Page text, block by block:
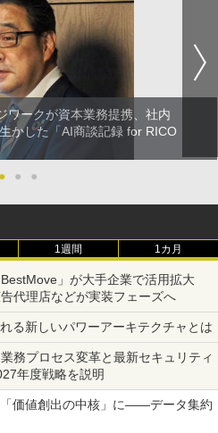
ワークが資本業務提携、社内
かした「AI商談記録 for RICO
●
● ●
1週間 1カ月
」が大手企業で活用拡大
代理店などが実装フェーズへ
る新しいパワーアーキテクチャとは
務プロセス変革と最新セキュリティ
年度戦略を説明
価値創出の中核」に――データ集約